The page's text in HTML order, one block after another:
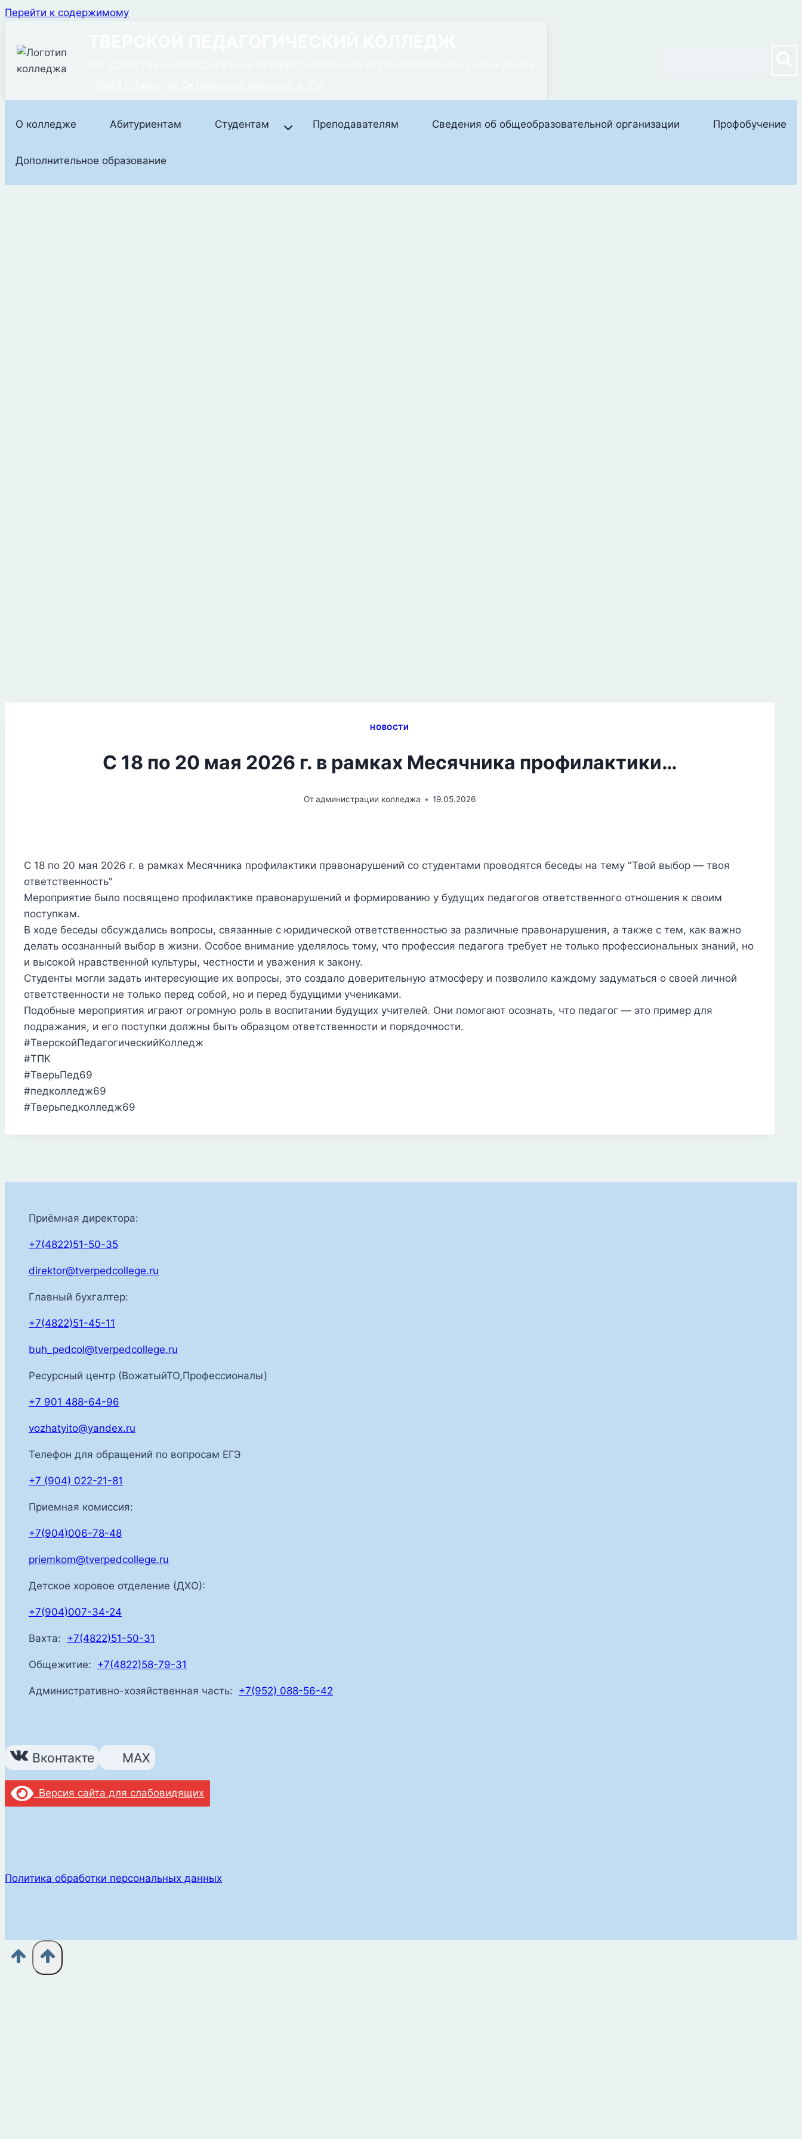
Перейти к содержимому
О колледже Абитуриентам Студентам Преподавателям Сведения об общеобразовательной организации Профобучение
Дополнительное образование
НОВОСТИ
С 18 по 20 мая 2026 г. в рамках Месячника профилактики…
Отадминистрации колледжа 19.05.2026
С 18 по 20 мая 2026 г. в рамках Месячника профилактики правонарушений со студентами проводятся беседы на тему "Твой выбор — твоя
ответственность"
Мероприятие было посвящено профилактике правонарушений и формированию у будущих педагогов ответственного отношения к своим
поступкам.
В ходе беседы обсуждались вопросы, связанные с юридической ответственностью за различные правонарушения, а также с тем, как важно
делать осознанный выбор в жизни. Особое внимание уделялось тому, что профессия педагога требует не только профессиональных знаний, но
и высокой нравственной культуры, честности и уважения к закону.
Студенты могли задать интересующие их вопросы, это создало доверительную атмосферу и позволило каждому задуматься о своей личной
ответственности не только перед собой, но и перед будущими учениками.
Подобные мероприятия играют огромную роль в воспитании будущих учителей. Они помогают осознать, что педагог — это пример для
подражания, и его поступки должны быть образцом ответственности и порядочности.
#ТверскойПедагогическийКолледж
#ТПК
#ТверьПед69
#педколледж69
#Тверьпедколледж69
Приёмная директора:
+7(4822)51-50-35
direktor@tverpedcollege.ru
Главный бухгалтер:
+7(4822)51-45-11
buh_pedcol@tverpedcollege.ru
Ресурсный центр (ВожатыйТО,Профессионалы)
+7 901 488-64-96
vozhatyito@yandex.ru
Телефон для обращений по вопросам ЕГЭ
+7 (904) 022-21-81
Приемная комиссия:
+7(904)006-78-48
priemkom@tverpedcollege.ru
Детское хоровое отделение (ДХО):
+7(904)007-34-24
Вахта: +7(4822)51-50-31
Общежитие: +7(4822)58-79-31
Административно-хозяйственная часть: +7(952) 088-56-42
Вконтакте MAX
Версия сайта для слабовидящих
Политика обработки персональных данных